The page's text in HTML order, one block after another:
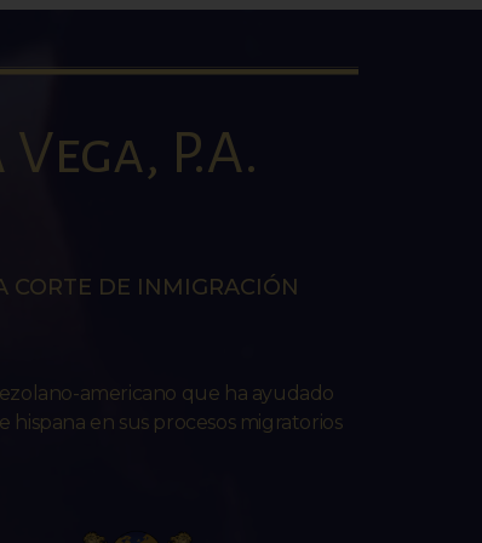
P.A.
CORTE DE INMIGRACIÓN
americano que ha ayudado
en sus procesos migratorios